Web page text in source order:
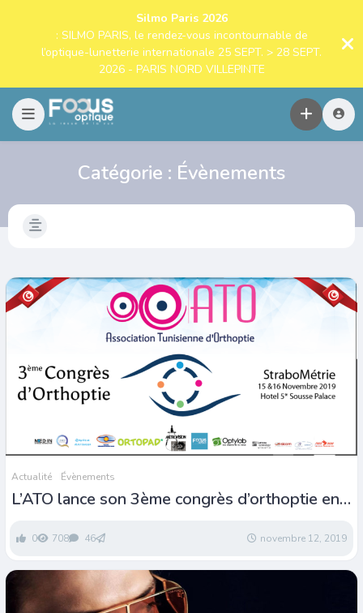
Silmo Paris 2026
: SILMO PARIS, le rendez-vous incontournable de
l’optique-lunetterie internationale 25 SEPT. > 28 SEPT.
2026 - PARIS NORD VILLEPINTE
Catégorie : Évènements
Actualité Évènements
L’ATO lance son 3ème congrès d’orthoptie en
0 708 46 novembre 12, 2019